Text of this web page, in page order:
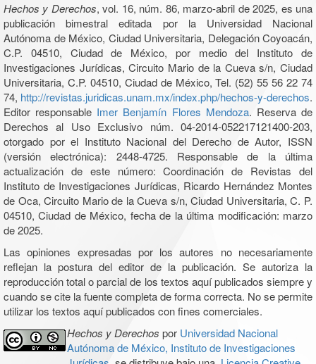
Hechos y Derechos, vol. 16, núm. 86, marzo-abril de 2025, es una
publicación bimestral editada por la Universidad Nacional
Autónoma de México, Ciudad Universitaria, Delegación Coyoacán,
C.P. 04510, Ciudad de México, por medio del Instituto de
Investigaciones Jurídicas, Circuito Mario de la Cueva s/n, Ciudad
Universitaria, C.P. 04510, Ciudad de México, Tel. (52) 55 56 22 74
74, http://revistas.juridicas.unam.mx/index.php/hechos-y-derechos.
Editor responsable Imer Benjamín Flores Mendoza. Reserva de
Derechos al Uso Exclusivo núm. 04-2014-052217121400-203,
otorgado por el Instituto Nacional del Derecho de Autor, ISSN
(versión electrónica): 2448-4725. Responsable de la última
actualización de este número: Coordinación de Revistas del
Instituto de Investigaciones Jurídicas, Ricardo Hernández Montes
de Oca, Circuito Mario de la Cueva s/n, Ciudad Universitaria, C. P.
04510, Ciudad de México, fecha de la última modificación: marzo
de 2025.
Las opiniones expresadas por los autores no necesariamente
reflejan la postura del editor de la publicación. Se autoriza la
reproducción total o parcial de los textos aquí publicados siempre y
cuando se cite la fuente completa de forma correcta. No se permite
utilizar los textos aquí publicados con fines comerciales.
Hechos y Derechos por Universidad Nacional
Autónoma de México, Instituto de Investigaciones